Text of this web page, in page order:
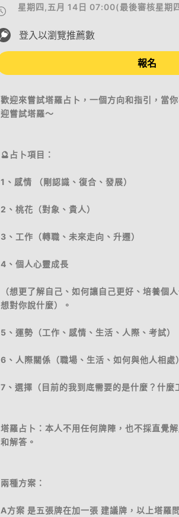
星期四,五月 14日 07:00(最後審核星期
登入以瀏覽推薦數
報名
歡迎來嘗試塔羅占卜，一個方向和指引，當
迎嘗試塔羅～
🔮占卜項目：
1、感情 （剛認識、復合、發展）
2、桃花（對象、貴人）
3、工作（轉職、未來走向、升遷）
4、個人心靈成長
（想更了解自己、如何讓自己更好、培養個
想對你說什麼）。
5、運勢（工作、感情、生活、人際、考試）
6、人際關係（職場、生活、如何與他人相處）
7、選擇（目前的我到底需要的是什麼？什麼
塔羅占卜：本人不用任何牌陣，也不採直覺
和解答。
兩種方案：
A方案 是五張牌在加一張 建議牌，以上塔羅